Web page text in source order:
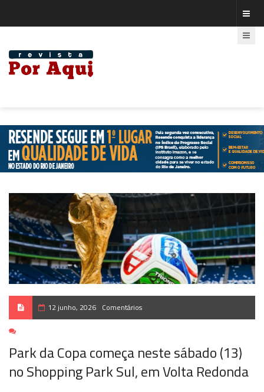
12 junho, 2026 Comentários
Park da Copa começa neste sábado (13)
no Shopping Park Sul, em Volta Redonda